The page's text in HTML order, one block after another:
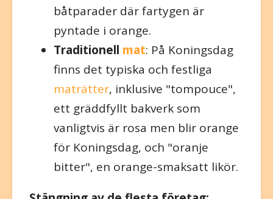
båtparader där fartygen är
pyntade i orange.
Traditionell mat: På Koningsdag
finns det typiska och festliga
maträtter, inklusive "tompouce",
ett gräddfyllt bakverk som
vanligtvis är rosa men blir orange
för Koningsdag, och "oranje
bitter", en orange-smaksatt likör.